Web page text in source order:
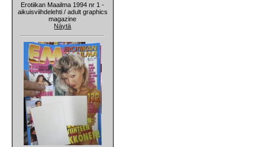
Erotiikan Maailma 1994 nr 1 -
aikuisviihdelehti / adult graphics
magazine
Näytä